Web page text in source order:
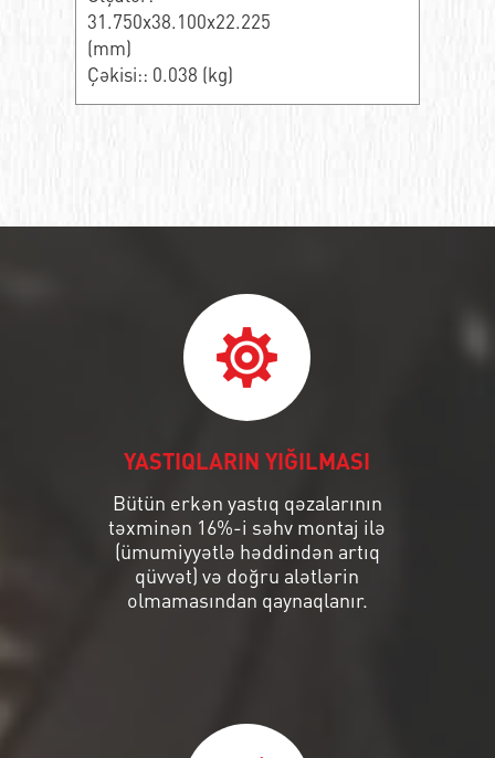
31.750x38.100x22.225
(mm)
Çəkisi:: 0.038 (kg)
YASTIQLARIN YIĞILMASI
Bütün erkən yastıq qəzalarının
təxminən 16%-i səhv montaj ilə
(ümumiyyətlə həddindən artıq
qüvvət) və doğru alətlərin
olmamasından qaynaqlanır.